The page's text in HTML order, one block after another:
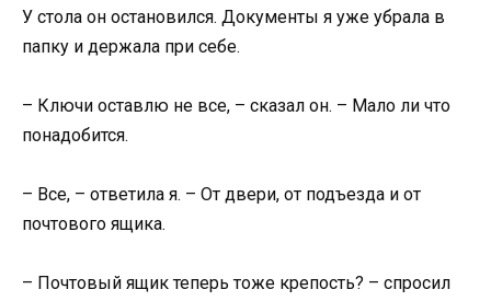
У стола он остановился. Документы я уже убрала в
папку и держала при себе.
– Ключи оставлю не все, – сказал он. – Мало ли что
понадобится.
– Все, – ответила я. – От двери, от подъезда и от
почтового ящика.
– Почтовый ящик теперь тоже крепость? – спросил